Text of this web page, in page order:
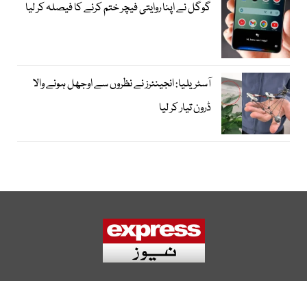
گوگل نے اپنا روایتی فیچر ختم کرنے کا فیصلہ کر لیا
آسٹریلیا: انجینئرز نے نظروں سے اوجھل ہونے والا
ڈرون تیار کر لیا